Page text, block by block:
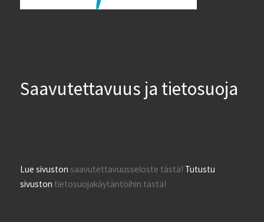
Saavutettavuus ja tietosuoja
Lue sivustonsaavutettavuusseloste tästä! Tutustu
sivuston tietosuojakäytäntöihin tästä!